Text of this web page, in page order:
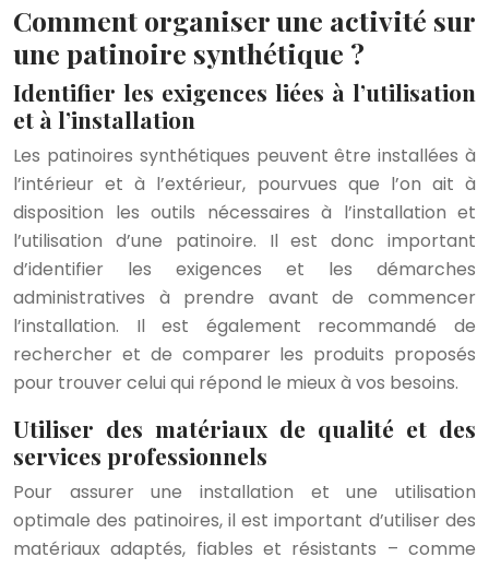
Comment organiser une activité sur
une patinoire synthétique ?
Identifier les exigences liées à l’utilisation
et à l’installation
Les patinoires synthétiques peuvent être installées à
l’intérieur et à l’extérieur, pourvues que l’on ait à
disposition les outils nécessaires à l’installation et
l’utilisation d’une patinoire. Il est donc important
d’identifier les exigences et les démarches
administratives à prendre avant de commencer
l’installation. Il est également recommandé de
rechercher et de comparer les produits proposés
pour trouver celui qui répond le mieux à vos besoins.
Utiliser des matériaux de qualité et des
services professionnels
Pour assurer une installation et une utilisation
optimale des patinoires, il est important d’utiliser des
matériaux adaptés, fiables et résistants – comme